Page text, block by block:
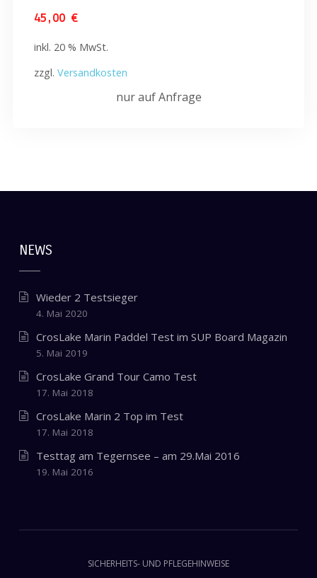
45,00 €
inkl. 20 % MwSt.
zzgl. Versandkosten
nur auf Anfrage
NEWS
Wieder 2 Testsieger
4. Mai 2020
CrosLake Marin Paddel Test im SUP Board Magazin
5. Mai 2019
CrosLake Grand Tour Camo Test
17. Mai 2018
CrosLake Marin 2 Top im Test
17. Mai 2018
Testtag am Tegernsee – am 29.Mai 2016
19. Mai 2016
SICHERHEITS- UND PFLEGEHINWEISE